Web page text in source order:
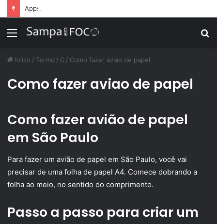
Menu
Início / Termo / C / Como fazer aviao de papel
Como fazer aviao de papel
Como fazer avião de papel
em São Paulo
Para fazer um avião de papel em São Paulo, você vai
precisar de uma folha de papel A4. Comece dobrando a
folha ao meio, no sentido do comprimento.
Passo a passo para criar um